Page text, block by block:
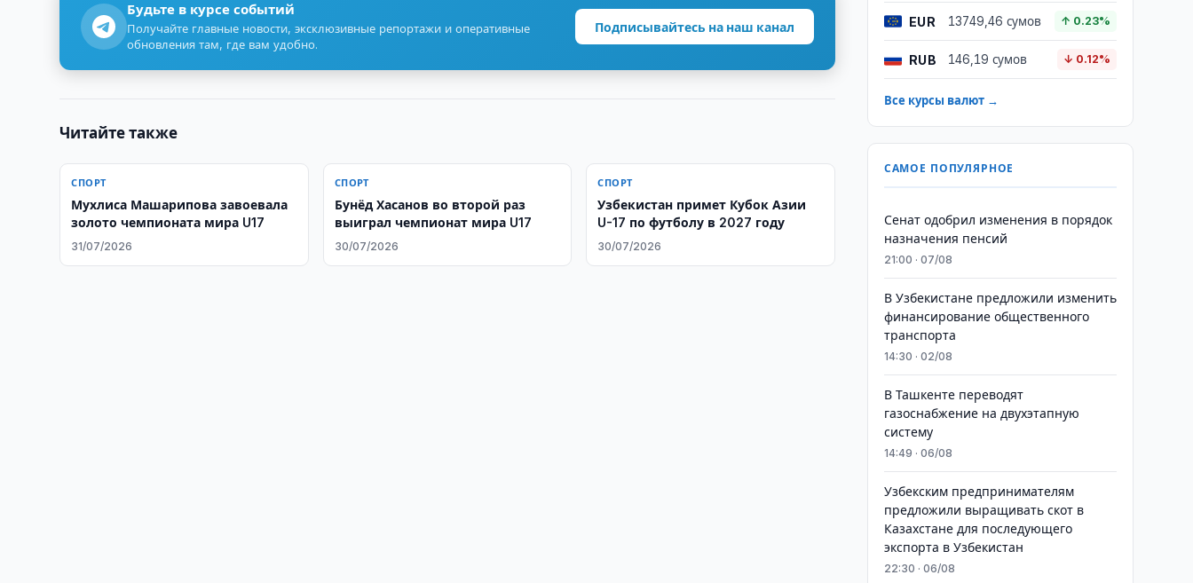
Будьте в курсе событий
Получайте главные новости, эксклюзивные репортажи и оперативные
обновления там, где вам удобно.
Подписывайтесь на наш канал
Читайте также
СПОРТ
Мухлиса Машарипова завоевала
золото чемпионата мира U17
31/07/2026
СПОРТ
Бунёд Хасанов во второй раз
выиграл чемпионат мира U17
30/07/2026
СПОРТ
Узбекистан примет Кубок Азии
U-17 по футболу в 2027 году
30/07/2026
EUR 13749,46 сумов ↑ 0.23%
RUB 146,19 сумов ↓ 0.12%
Все курсы валют →
САМОЕ ПОПУЛЯРНОЕ
Сенат одобрил изменения в порядок
назначения пенсий
21:00 · 07/08
В Узбекистане предложили изменить
финансирование общественного
транспорта
14:30 · 02/08
В Ташкенте переводят
газоснабжение на двухэтапную
систему
14:49 · 06/08
Узбекским предпринимателям
предложили выращивать скот в
Казахстане для последующего
экспорта в Узбекистан
22:30 · 06/08